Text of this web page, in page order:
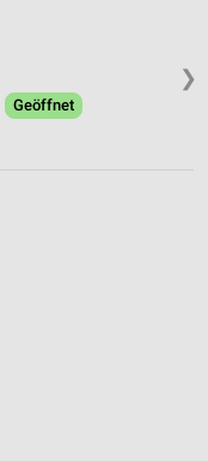
❯
Geöffnet